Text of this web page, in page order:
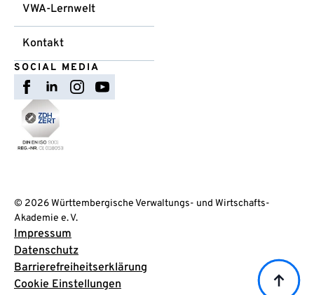
VWA-Lernwelt
Kontakt
SOCIAL MEDIA
© 2026 Württembergische Verwaltungs- und Wirtschafts-
Akademie e. V.
Impressum
Datenschutz
Barrierefreiheitserklärung
Cookie Einstellungen